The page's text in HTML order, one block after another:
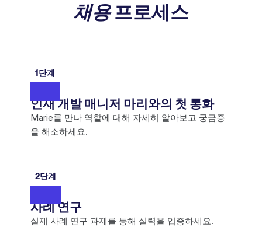
채용프로세스
1단계
인재 개발 매니저 마리와의 첫 통화
Marie를 만나 역할에 대해 자세히 알아보고 궁금증
을 해소하세요.
2단계
사례 연구
실제 사례 연구 과제를 통해 실력을 입증하세요.